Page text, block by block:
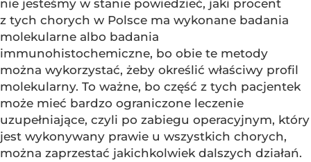
nie jesteśmy w stanie powiedzieć, jaki procent
z tych chorych w Polsce ma wykonane badania
molekularne albo badania
immunohistochemiczne, bo obie te metody
można wykorzystać, żeby określić właściwy profil
molekularny. To ważne, bo część z tych pacjentek
może mieć bardzo ograniczone leczenie
uzupełniające, czyli po zabiegu operacyjnym, który
jest wykonywany prawie u wszystkich chorych,
można zaprzestać jakichkolwiek dalszych działań.